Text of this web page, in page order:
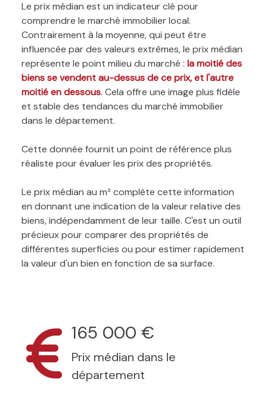
Le prix médian est un indicateur clé pour
comprendre le marché immobilier local.
Contrairement à la moyenne, qui peut être
influencée par des valeurs extrêmes, le prix médian
représente le point milieu du marché : la moitié des
biens se vendent au-dessus de ce prix, et l'autre
moitié en dessous. Cela offre une image plus fidèle
et stable des tendances du marché immobilier
dans le département.
Cette donnée fournit un point de référence plus
réaliste pour évaluer les prix des propriétés.
Le prix médian au m² complète cette information
en donnant une indication de la valeur relative des
biens, indépendamment de leur taille. C'est un outil
précieux pour comparer des propriétés de
différentes superficies ou pour estimer rapidement
la valeur d'un bien en fonction de sa surface.
165 000 €
Prix médian dans le
département